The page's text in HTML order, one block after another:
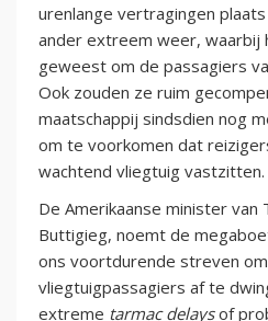
urenlange vertragingen
ander extreem weer, waarbij
geweest om de passagiers
Ook zouden ze ruim
maatschappij sindsdien nog
om te voorkomen dat
wachtend vliegtuig vastzitten.
De Amerikaanse minister
Buttigieg, noemt de
ons voortdurende streven
vliegtuigpassagiers af te
extreme tarmac delaysof